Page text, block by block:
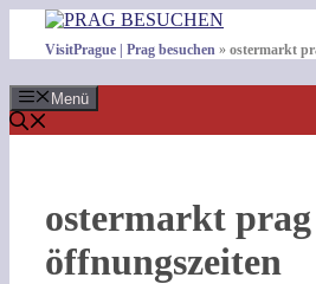
Inhalt
springen
VisitPrague | Prag besuchen » ostermarkt
Menü
ostermarkt prag
öffnungszeiten